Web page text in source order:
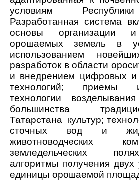
условиям
Разработанная система
основы организации и
орошаемых земель в
использованием
разработок в области
и внедрением цифровых и
технологий; приемы
технологии
большинства
Татарстана
культур;
сточных вод и
животноводческих
земледельческих
алгоритмы получения
единицы орошаемой